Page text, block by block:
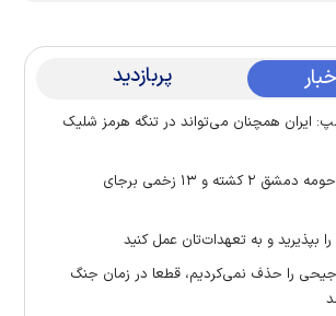
پربازدید
| ترامپ: ایران همچنان می‌تواند در تنگه هرمز شلیک
انفجار اتوبوس در حومه دمشق ۲ کشته و ۱۳ زخمی برجای
بپذیرید و به تعهدات‌تان عمل کنید
را حذف نمی‌کردیم، قطعا در زمان جنگ